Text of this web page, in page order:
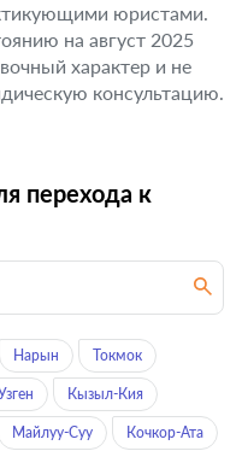
юристами.
на август 2025
характер и не
консультацию.
перехода к
Нарын Токмок
Кызыл-Кия
Майлуу-Суу Кочкор-Ата